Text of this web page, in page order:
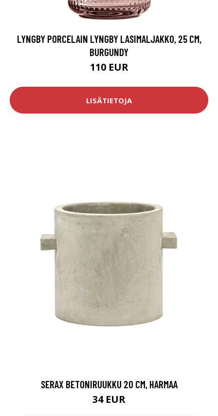
LYNGBY PORCELAIN LYNGBY LASIMALJAKKO, 25 CM,
BURGUNDY
110 EUR
LISÄTIETOJA
SERAX BETONIRUUKKU 20 CM, HARMAA
34 EUR